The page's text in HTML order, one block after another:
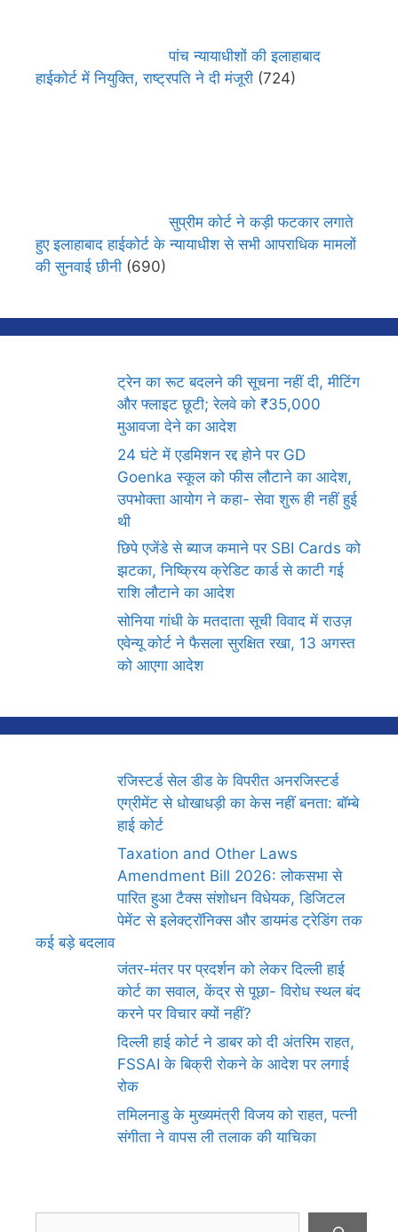
पांच न्यायाधीशों की इलाहाबाद
हाईकोर्ट में नियुक्ति, राष्ट्रपति ने दी मंजूरी (724)
सुप्रीम कोर्ट ने कड़ी फटकार लगाते
हुए इलाहाबाद हाईकोर्ट के न्यायाधीश से सभी आपराधिक मामलों
की सुनवाई छीनी (690)
ट्रेन का रूट बदलने की सूचना नहीं दी, मीटिंग
और फ्लाइट छूटी; रेलवे को ₹35,000
मुआवजा देने का आदेश
24 घंटे में एडमिशन रद्द होने पर GD
Goenka स्कूल को फीस लौटाने का आदेश,
उपभोक्ता आयोग ने कहा- सेवा शुरू ही नहीं हुई
थी
छिपे एजेंडे से ब्याज कमाने पर SBI Cards को
झटका, निष्क्रिय क्रेडिट कार्ड से काटी गई
राशि लौटाने का आदेश
सोनिया गांधी के मतदाता सूची विवाद में राउज़
एवेन्यू कोर्ट ने फैसला सुरक्षित रखा, 13 अगस्त
को आएगा आदेश
रजिस्टर्ड सेल डीड के विपरीत अनरजिस्टर्ड
एग्रीमेंट से धोखाधड़ी का केस नहीं बनता: बॉम्बे
हाई कोर्ट
Taxation and Other Laws
Amendment Bill 2026: लोकसभा से
पारित हुआ टैक्स संशोधन विधेयक, डिजिटल
पेमेंट से इलेक्ट्रॉनिक्स और डायमंड ट्रेडिंग तक
कई बड़े बदलाव
जंतर-मंतर पर प्रदर्शन को लेकर दिल्ली हाई
कोर्ट का सवाल, केंद्र से पूछा- विरोध स्थल बंद
करने पर विचार क्यों नहीं?
दिल्ली हाई कोर्ट ने डाबर को दी अंतरिम राहत,
FSSAI के बिक्री रोकने के आदेश पर लगाई
रोक
तमिलनाडु के मुख्यमंत्री विजय को राहत, पत्नी
संगीता ने वापस ली तलाक की याचिका